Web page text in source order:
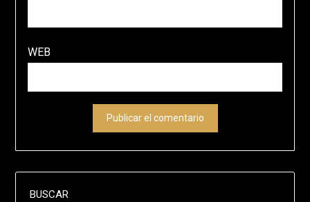
WEB
BUSCAR